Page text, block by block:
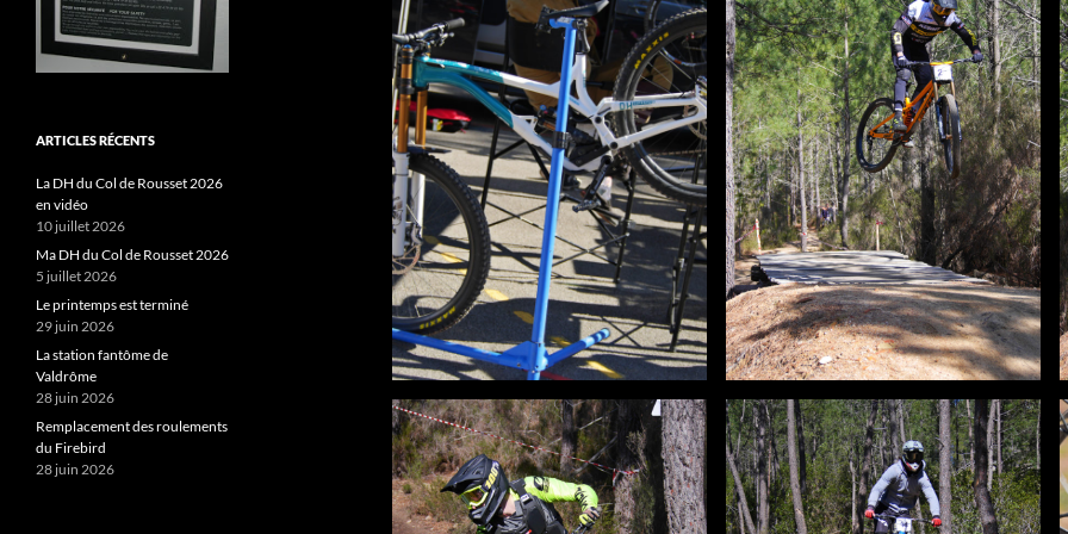
ARTICLES RÉCENTS
La DH du Col de Rousset 2026
en vidéo
10 juillet 2026
Ma DH du Col de Rousset 2026
5 juillet 2026
Le printemps est terminé
29 juin 2026
La station fantôme de
Valdrôme
28 juin 2026
Remplacement des roulements
du Firebird
28 juin 2026